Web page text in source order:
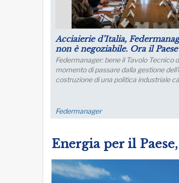
Puntare su infrastrutture e
futuro dell’industria del
Lo sviluppo di quest’area è
collegamento con l’Europa
FM Trieste
Energia per il